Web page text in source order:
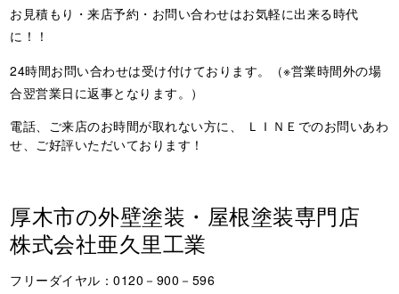
お見積もり・来店予約・お問い合わせはお気軽に出来る時代
に！！
24時間お問い合わせは受け付けております。（※営業時間外の場
合翌営業日に返事となります。）
電話、ご来店のお時間が取れない方に、 ＬＩＮＥでのお問いあわ
せ、ご好評いただいております！
厚木市の外壁塗装・屋根塗装専門店
株式会社亜久里工業
フリーダイヤル：0120－900－596